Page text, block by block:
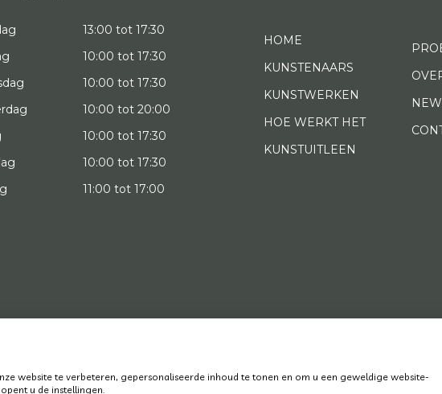
13:00 tot 17:30
10:00 tot 17:30
10:00 tot 17:30
10:00 tot 20:00
10:00 tot 17:30
10:00 tot 17:30
11:00 tot 17:00
HOME
KUNSTENAARS
KUNSTWERKEN
HOE WERKT HET
KUNSTUITLEEN
website te verbeteren, gepersonaliseerde inhoud te tonen en om u een geweldige website-
u de instellingen.